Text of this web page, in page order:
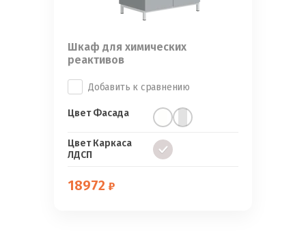
Шкаф для химических
реактивов
Добавить к сравнению
Цвет Фасада
Цвет Каркаса
ЛДСП
18972